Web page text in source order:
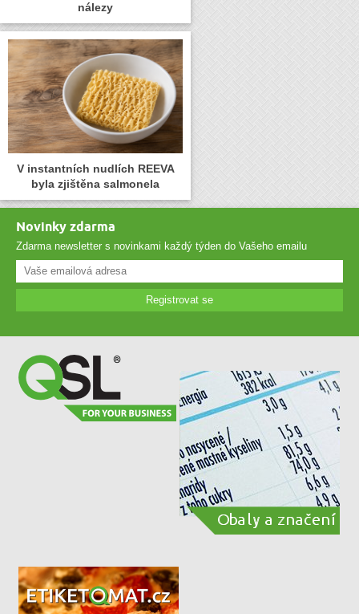
nálezy
V instantních nudlích REEVA
byla zjištěna salmonela
Novinky zdarma
Zdarma newsletter s novinkami každý týden do Vašeho emailu
Registrovat se